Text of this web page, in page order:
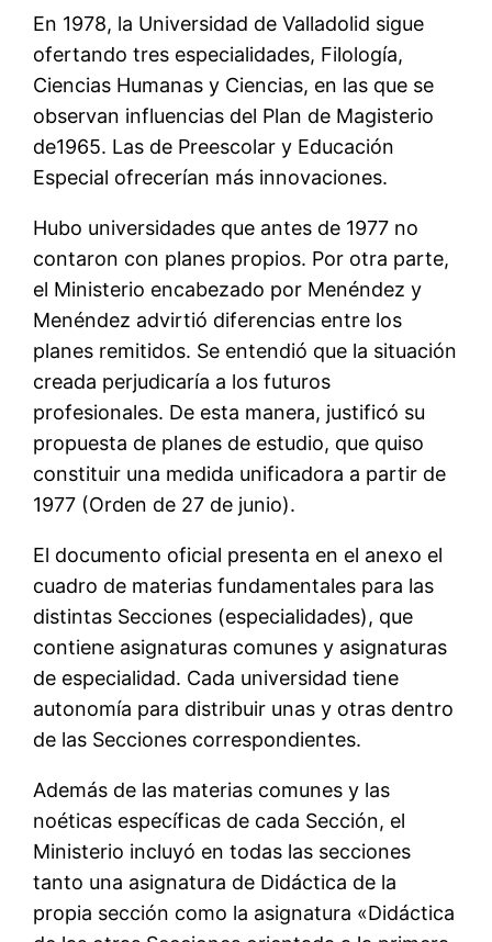
En 1978, la Universidad de Valladolid sigue
ofertando tres especialidades, Filología,
Ciencias Humanas y Ciencias, en las que se
observan influencias del Plan de Magisterio
de1965. Las de Preescolar y Educación
Especial ofrecerían más innovaciones.
Hubo universidades que antes de 1977 no
contaron con planes propios. Por otra parte,
el Ministerio encabezado por Menéndez y
Menéndez advirtió diferencias entre los
planes remitidos. Se entendió que la situación
creada perjudicaría a los futuros
profesionales. De esta manera, justificó su
propuesta de planes de estudio, que quiso
constituir una medida unificadora a partir de
1977 (Orden de 27 de junio).
El documento oficial presenta en el anexo el
cuadro de materias fundamentales para las
distintas Secciones (especialidades), que
contiene asignaturas comunes y asignaturas
de especialidad. Cada universidad tiene
autonomía para distribuir unas y otras dentro
de las Secciones correspondientes.
Además de las materias comunes y las
noéticas específicas de cada Sección, el
Ministerio incluyó en todas las secciones
tanto una asignatura de Didáctica de la
propia sección como la asignatura «Didáctica